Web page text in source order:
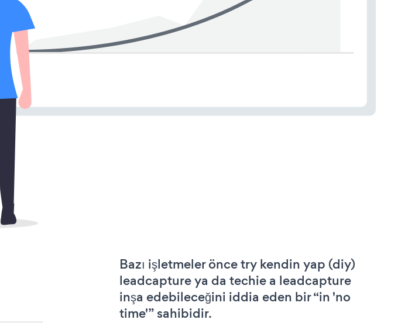
Bazı işletmeler önce try kendin yap (diy)
leadcapture ya da techie a leadcapture
inşa edebileceğini iddia eden bir “in 'no
time'” sahibidir.